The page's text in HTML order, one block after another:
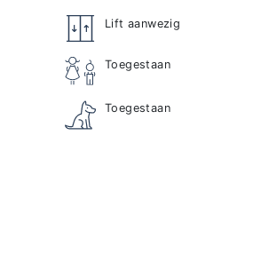
Lift aanwezig
Toegestaan
Toegestaan